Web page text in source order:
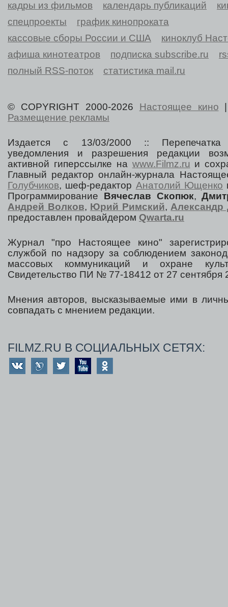
кадры из фильмов календарь публикаций
спецпроекты
график кинопроката
кассовые сборы России и США
киноклуб
афиша кинотеатров
подписка subscribe.ru
полный RSS-поток
статистика mail.ru
© COPYRIGHT 2000-2026 Настоящее кино
Размещение рекламы
Издается с 13/03/2000 :: Перепечатка
уведомления и разрешения редакции
активной гиперссылке на www.Filmz.ru и
Главный редактор онлайн-журнала
Голубчиков, шеф-редактор Анатолий Ющенко
Программирование Вячеслав Скопюк,
Андрей Волков, Юрий Римский,Александр
предоставлен провайдером Qwarta.ru
Журнал "про Настоящее кино"
службой по надзору за соблюдением
массовых коммуникаций и охране
Свидетельство ПИ № 77-18412 от 27 сентября
Мнения авторов, высказываемые ими в
совпадать с мнением редакции.
FILMZ.RU В СОЦИАЛЬНЫХ СЕТЯХ: